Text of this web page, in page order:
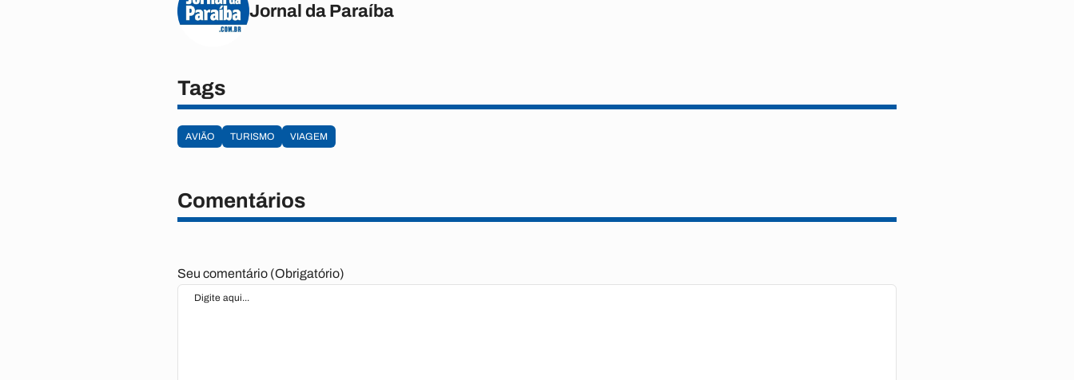
Jornal da Paraíba
Tags
AVIÃO TURISMO VIAGEM
Comentários
Seu comentário (Obrigatório)